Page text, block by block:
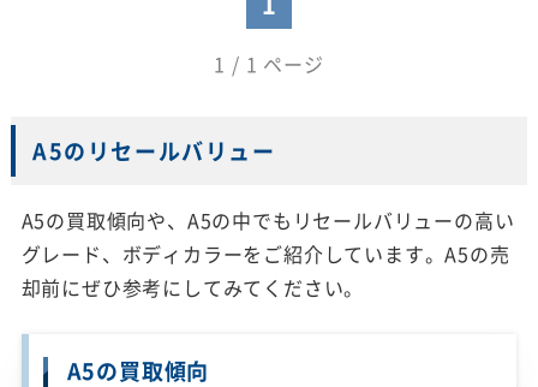
1 / 1 ページ
A5のリセールバリュー
A5の買取傾向や、A5の中でもリセールバリューの高い
グレード、ボディカラーをご紹介しています。A5の売
却前にぜひ参考にしてみてください。
A5の買取傾向